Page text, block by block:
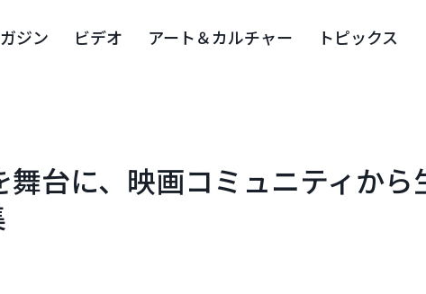
ジン ビデオ アート＆カルチャー トピックス
台に、映画コミュニティから